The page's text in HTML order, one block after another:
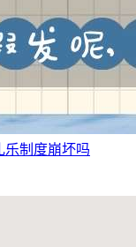
乐制度崩坏吗